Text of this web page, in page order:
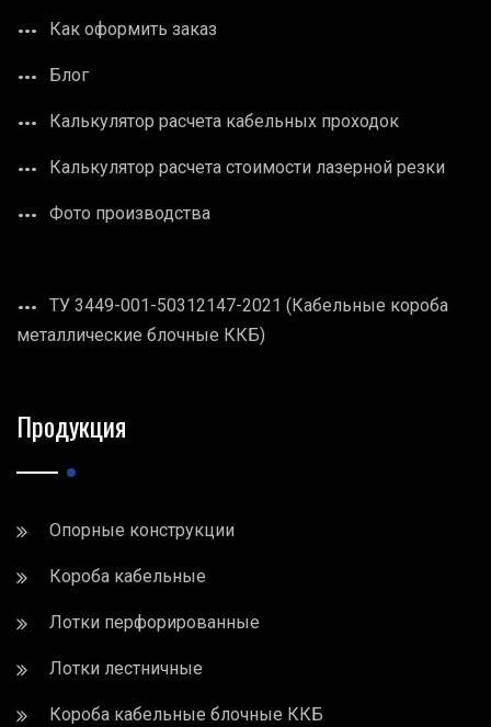
Как оформить заказ
Блог
Калькулятор расчета кабельных проходок
Калькулятор расчета стоимости лазерной резки
Фото производства
ТУ 3449-001-50312147-2021 (Кабельные короба
металлические блочные ККБ)
Продукция
Опорные конструкции
Короба кабельные
Лотки перфорированные
Лотки лестничные
Короба кабельные блочные ККБ